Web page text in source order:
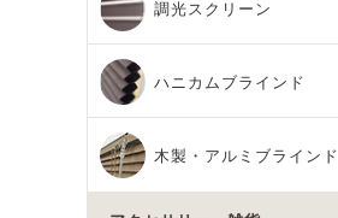
調光スクリーン
ハニカムブラインド
木製・アルミブラインド